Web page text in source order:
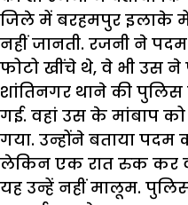
जिले में बरहमपुर इलाके
नहीं जानती. रजनी ने
फोटो खींचे थे, वे भी उस ने
शांतिनगर थाने की
गई. वहां उस के मांबाप को
गया. उन्होंने बताया पदम
लेकिन एक रात रुक कर
यह उन्हें नहीं मालूम.